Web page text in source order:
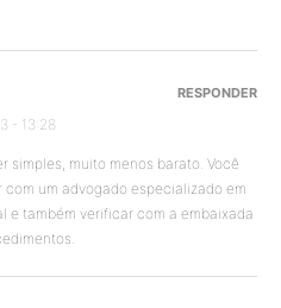
- 13:28
simples, muito menos barato. Você
com um advogado especializado em
e também verificar com a embaixada
RESPONDER